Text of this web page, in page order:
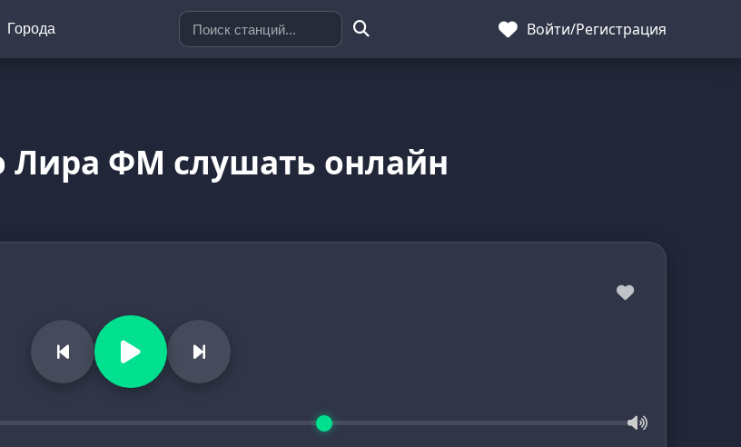
Города Войти/Регистрация
Лира ФМ слушать онлайн